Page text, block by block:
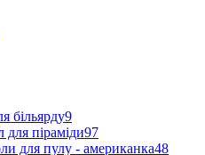
більярду9
для піраміди97
для пулу - американка48